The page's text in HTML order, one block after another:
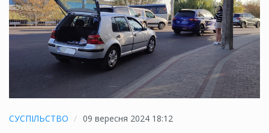
СУСПІЛЬСТВО 09 вересня 2024 18:12